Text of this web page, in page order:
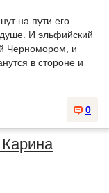
на пути его
И эльфийский
Черномором, и
в стороне и
0